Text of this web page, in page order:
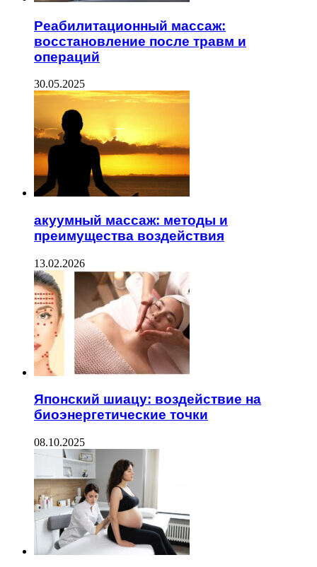
Реабилитационный массаж:
восстановление после травм и
операций
30.05.2025
акуумный массаж: методы и
преимущества воздействия
13.02.2026
Японский шиацу: воздействие на
биоэнергетические точки
08.10.2025